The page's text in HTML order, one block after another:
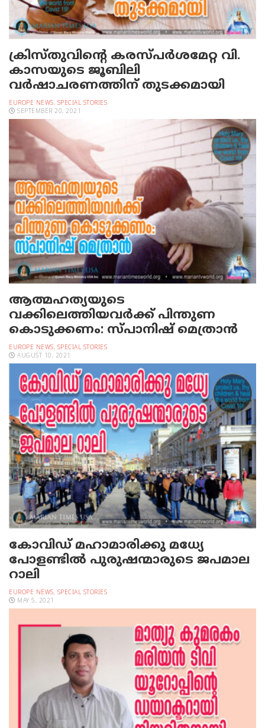
ക്രിസ്തുവിന്റെ കരസ്പര്‍ശമേറ്റ വി.
കാസയുടെ ജൂബിലി
വര്‍ഷാചരണത്തിന് തുടക്കമായി
EUROPE NEWS, SPECIAL STORIES
SEPTEMBER 20, 2021
ആത്മഹത്യയുടെ
വക്കിലെത്തിയവര്‍ക്ക് പിന്തുണ
കൊടുക്കണം: സ്പാനിഷ് മെത്രാന്‍
EUROPE NEWS, SPECIAL STORIES
AUGUST 10, 2021
കോവിഡ് മഹാമാരിക്കു മധ്യേ
പോളണ്ടില്‍ പുരുഷന്മാരുടെ ജപമാല
റാലി
EUROPE NEWS, SPECIAL STORIES
MAY 5, 2021